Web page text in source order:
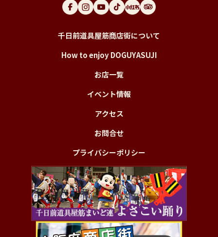
千日前道具屋筋商店街について
How to enjoy DOGUYASUJI
お店一覧
イベント情報
アクセス
お問合せ
プライバシーポリシー